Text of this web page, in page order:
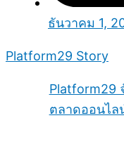
ธันวาคม 1,
Platform29 Story
Platform29
ตลาดออนไล